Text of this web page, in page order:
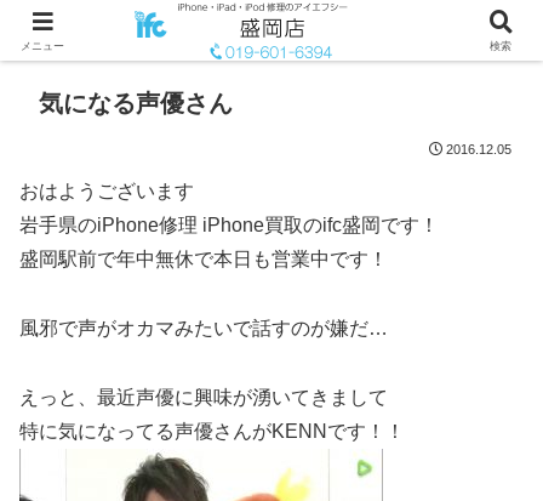
気になる声優さん
2016.12.05
おはようございます
岩手県のiPhone修理 iPhone買取のifc盛岡です！
盛岡駅前で年中無休で本日も営業中です！
風邪で声がオカマみたいで話すのが嫌だ…
えっと、最近声優に興味が湧いてきまして
特に気になってる声優さんがKENNです！！
メニュー 検索